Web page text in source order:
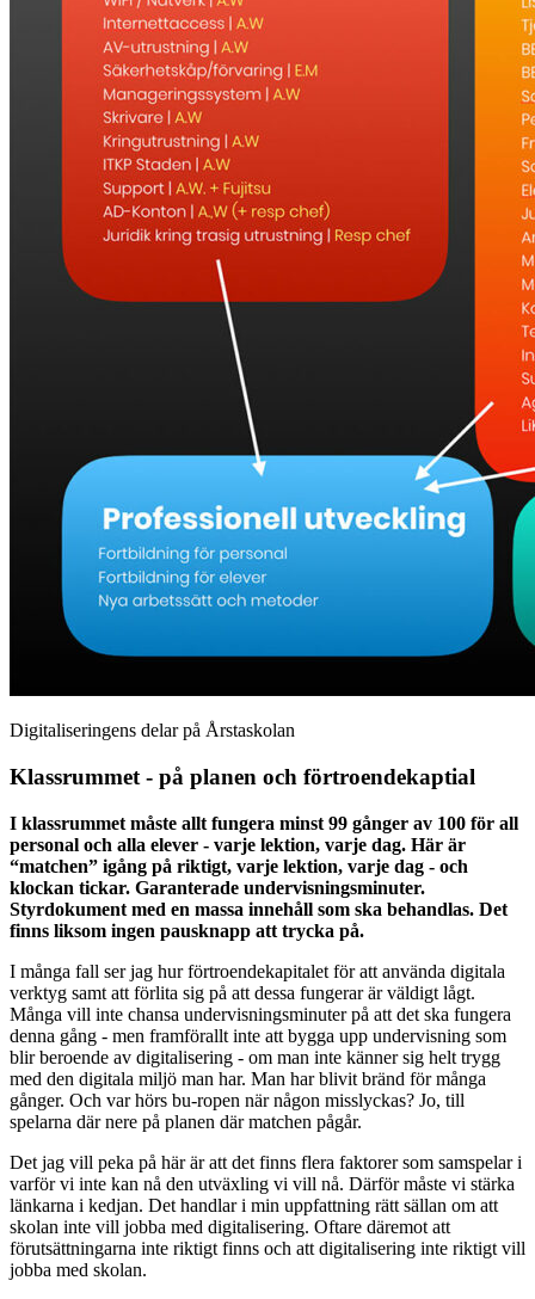
Digitaliseringens delar på Årstaskolan
Klassrummet - på planen och förtroendekaptial
I klassrummet måste allt fungera minst 99 gånger av 100 för all
personal och alla elever - varje lektion, varje dag. Här är
“matchen” igång på riktigt, varje lektion, varje dag - och
klockan tickar. Garanterade undervisningsminuter.
Styrdokument med en massa innehåll som ska behandlas. Det
finns liksom ingen pausknapp att trycka på.
I många fall ser jag hur förtroendekapitalet för att använda digitala
verktyg samt att förlita sig på att dessa fungerar är väldigt lågt.
Många vill inte chansa undervisningsminuter på att det ska fungera
denna gång - men framförallt inte att bygga upp undervisning som
blir beroende av digitalisering - om man inte känner sig helt trygg
med den digitala miljö man har. Man har blivit bränd för många
gånger. Och var hörs bu-ropen när någon misslyckas? Jo, till
spelarna där nere på planen där matchen pågår.
Det jag vill peka på här är att det finns flera faktorer som samspelar i
varför vi inte kan nå den utväxling vi vill nå. Därför måste vi stärka
länkarna i kedjan. Det handlar i min uppfattning rätt sällan om att
skolan inte vill jobba med digitalisering. Oftare däremot att
förutsättningarna inte riktigt finns och att digitalisering inte riktigt vill
jobba med skolan.